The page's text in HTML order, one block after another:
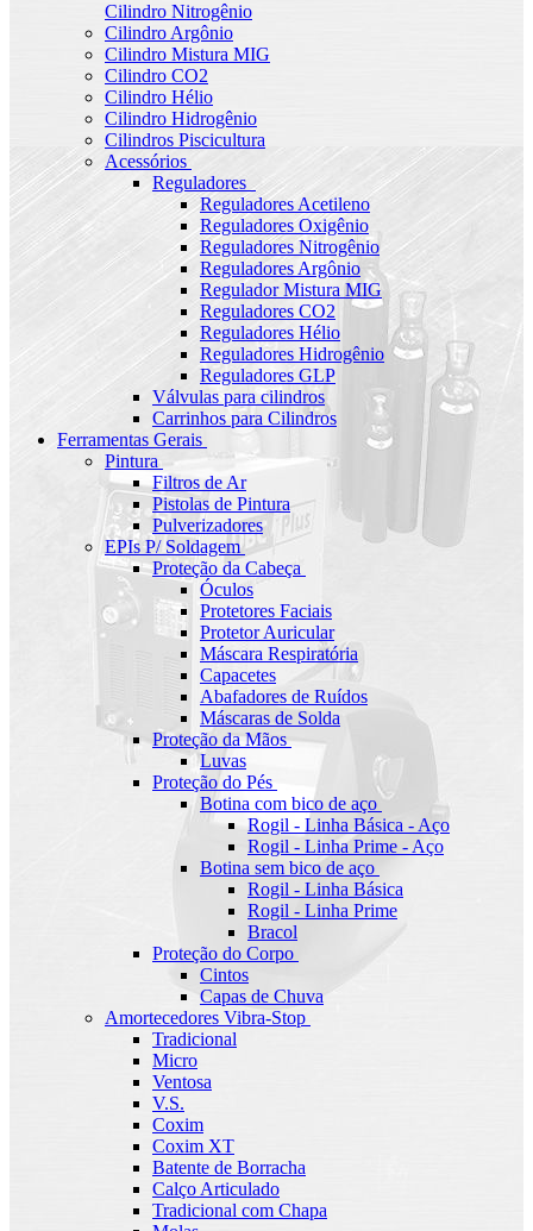
Cilindro Nitrogênio
Cilindro Argônio
Cilindro Mistura MIG
Cilindro CO2
Cilindro Hélio
Cilindro Hidrogênio
Cilindros Piscicultura
Acessórios
Reguladores
Reguladores Acetileno
Reguladores Oxigênio
Reguladores Nitrogênio
Reguladores Argônio
Regulador Mistura MIG
Reguladores CO2
Reguladores Hélio
Reguladores Hidrogênio
Reguladores GLP
Válvulas para cilindros
Carrinhos para Cilindros
Ferramentas Gerais
Pintura
Filtros de Ar
Pistolas de Pintura
Pulverizadores
EPIs P/ Soldagem
Proteção da Cabeça
Óculos
Protetores Faciais
Protetor Auricular
Máscara Respiratória
Capacetes
Abafadores de Ruídos
Máscaras de Solda
Proteção da Mãos
Luvas
Proteção do Pés
Botina com bico de aço
Rogil - Linha Básica - Aço
Rogil - Linha Prime - Aço
Botina sem bico de aço
Rogil - Linha Básica
Rogil - Linha Prime
Bracol
Proteção do Corpo
Cintos
Capas de Chuva
Amortecedores Vibra-Stop
Tradicional
Micro
Ventosa
V.S.
Coxim
Coxim XT
Batente de Borracha
Calço Articulado
Tradicional com Chapa